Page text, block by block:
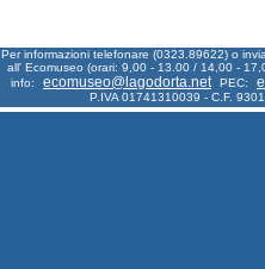
Per informazioni telefonare (0323.89622) o
all' Ecomuseo (orari: 9,00 - 13.00 / 14,00 -
info:
ecomuseo@lagodorta.net PEC:
P.IVA 01741310039 - C.F.